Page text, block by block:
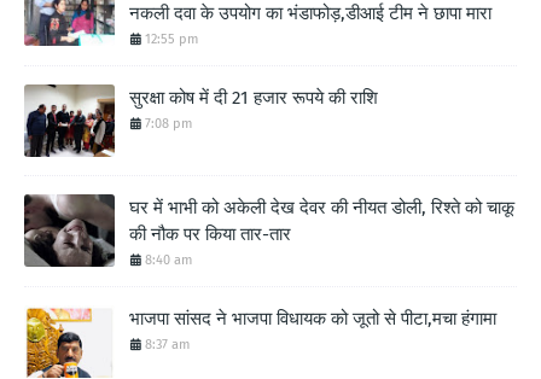
नकली दवा के उपयोग का भंडाफोड़,डीआई टीम ने छापा मारा
12:55 pm
सुरक्षा कोष में दी 21 हजार रूपये की राशि
7:08 pm
घर में भाभी को अकेली देख देवर की नीयत डोली, रिश्ते को चाकू
की नौक पर किया तार-तार
8:40 am
भाजपा सांसद ने भाजपा विधायक को जूतो से पीटा,मचा हंगामा
8:37 am